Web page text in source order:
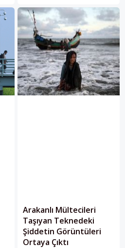
Arakanlı Mültecileri
Taşıyan Teknedeki
Şiddetin Görüntüleri
Ortaya Çıktı